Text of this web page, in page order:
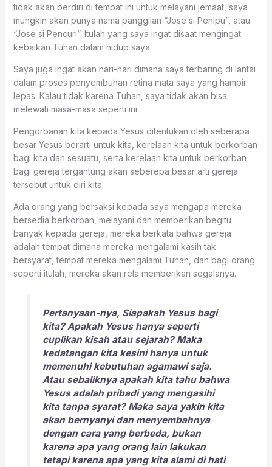
tidak akan berdiri di tempat ini untuk melayani jemaat, saya
mungkin akan punya nama panggilan “Jose si Penipu”, atau
“Jose si Pencuri”. Itulah yang saya ingat disaat mengingat
kebaikan Tuhan dalam hidup saya.
Saya juga ingat akan hari-hari dimana saya terbaring di lantai
dalam proses penyembuhan retina mata saya yang hampir
lepas. Kalau tidak karena Tuhan, saya tidak akan bisa
melewati masa-masa seperti ini.
Pengorbanan kita kepada Yesus ditentukan oleh seberapa
besar Yesus berarti untuk kita, kerelaan kita untuk berkorban
bagi kita dan sesuatu, serta kerelaan kita untuk berkorban
bagi gereja tergantung akan seberepa besar arti gereja
tersebut untuk diri kita.
Ada orang yang bersaksi kepada saya mengapa mereka
bersedia berkorban, melayani dan memberikan begitu
banyak kepada gereja, mereka berkata bahwa gereja
adalah tempat dimana mereka mengalami kasih tak
bersyarat, tempat mereka mengalami Tuhan, dan bagi orang
seperti itulah, mereka akan rela memberikan segalanya.
Pertanyaan-nya, Siapakah Yesus bagi
kita? Apakah Yesus hanya seperti
cuplikan kisah atau sejarah? Maka
kedatangan kita kesini hanya untuk
memenuhi kebutuhan agamawi saja.
Atau sebaliknya apakah kita tahu bahwa
Yesus adalah pribadi yang mengasihi
kita tanpa syarat? Maka saya yakin kita
akan bernyanyi dan menyembahnya
dengan cara yang berbeda, bukan
karena apa yang orang lain lakukan
tetapi karena apa yang kita alami di hati